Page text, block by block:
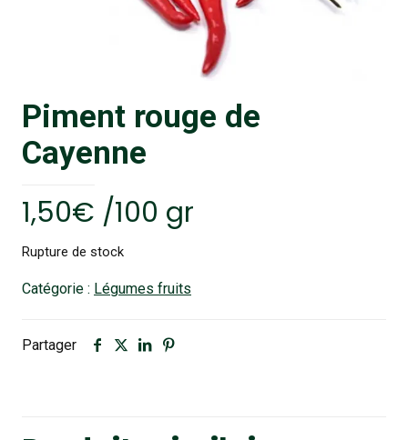
Piment rouge de
Cayenne
1,50€ /100 gr
Rupture de stock
Catégorie : Légumes fruits
Partager